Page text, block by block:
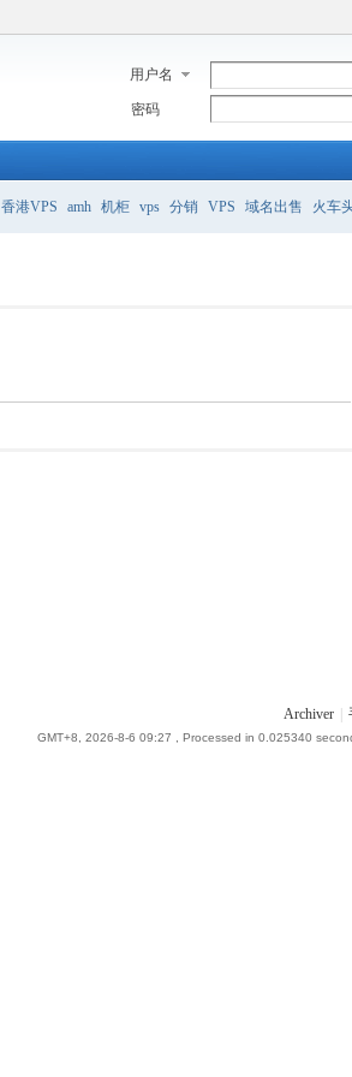
用户名
密码
香港VPS amh 机柜 vps 分销 VPS 域名出售 火车
Archiver
GMT+8, 2026-8-6 09:27 , Processed in 0.025340